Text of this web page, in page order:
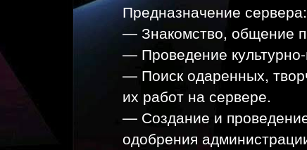
Предназначение сервера:
— Знакомство, общение
— Проведение
— Поиск одаренных,
их работ на сервере.
— Создание и
одобрения